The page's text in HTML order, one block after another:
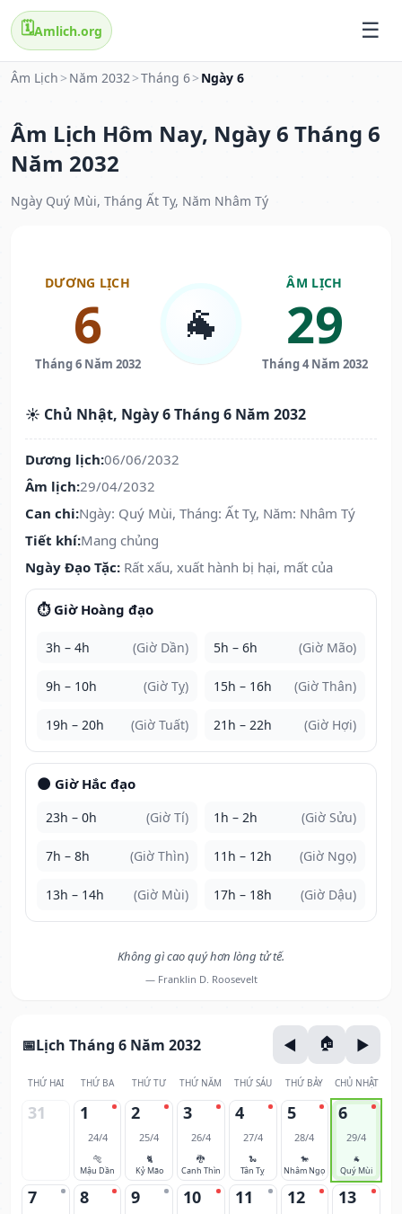
🗓️Amlich.org
Âm Lịch > Năm 2032>Tháng 6> Ngày 6
Âm Lịch Hôm Nay, Ngày 6 Tháng 6
Năm 2032
Ngày Quý Mùi, Tháng Ất Tỵ, Năm Nhâm Tý
DƯƠNG LỊCH
6
Tháng 6 Năm 2032
🐐
ÂM LỊCH
29
Tháng 4 Năm 2032
☀️ Chủ Nhật, Ngày 6 Tháng 6 Năm 2032
Dương lịch:06/06/2032
Âm lịch:29/04/2032
Can chi:Ngày: Quý Mùi, Tháng: Ất Tỵ, Năm: Nhâm Tý
Tiết khí:Mang chủng
Ngày Đạo Tặc: Rất xấu, xuất hành bị hại, mất của
⏱️ Giờ Hoàng đạo
3h – 4h (Giờ Dần) 5h – 6h (Giờ Mão)
9h – 10h (Giờ Tỵ) 15h – 16h (Giờ Thân)
19h – 20h (Giờ Tuất) 21h – 22h (Giờ Hợi)
🌑 Giờ Hắc đạo
23h – 0h (Giờ Tí) 1h – 2h (Giờ Sửu)
7h – 8h (Giờ Thìn) 11h – 12h (Giờ Ngọ)
13h – 14h (Giờ Mùi) 17h – 18h (Giờ Dậu)
Không gì cao quý hơn lòng tử tế.
— Franklin D. Roosevelt
Lịch Tháng 6 Năm 2032
THỨ HAI THỨ BA THỨ TƯ THỨ NĂM THỨ SÁU THỨ BẢY CHỦ NHẬT
31 1
24/4
🐅
Mậu Dần
2
25/4
🐈
Kỷ Mão
3
26/4
🐉
Canh Thìn
4
27/4
🐍
Tân Tỵ
5
28/4
🐎
Nhâm Ngọ
6
29/4
🐐
Quý Mùi
7 8 9 10 11 12 13